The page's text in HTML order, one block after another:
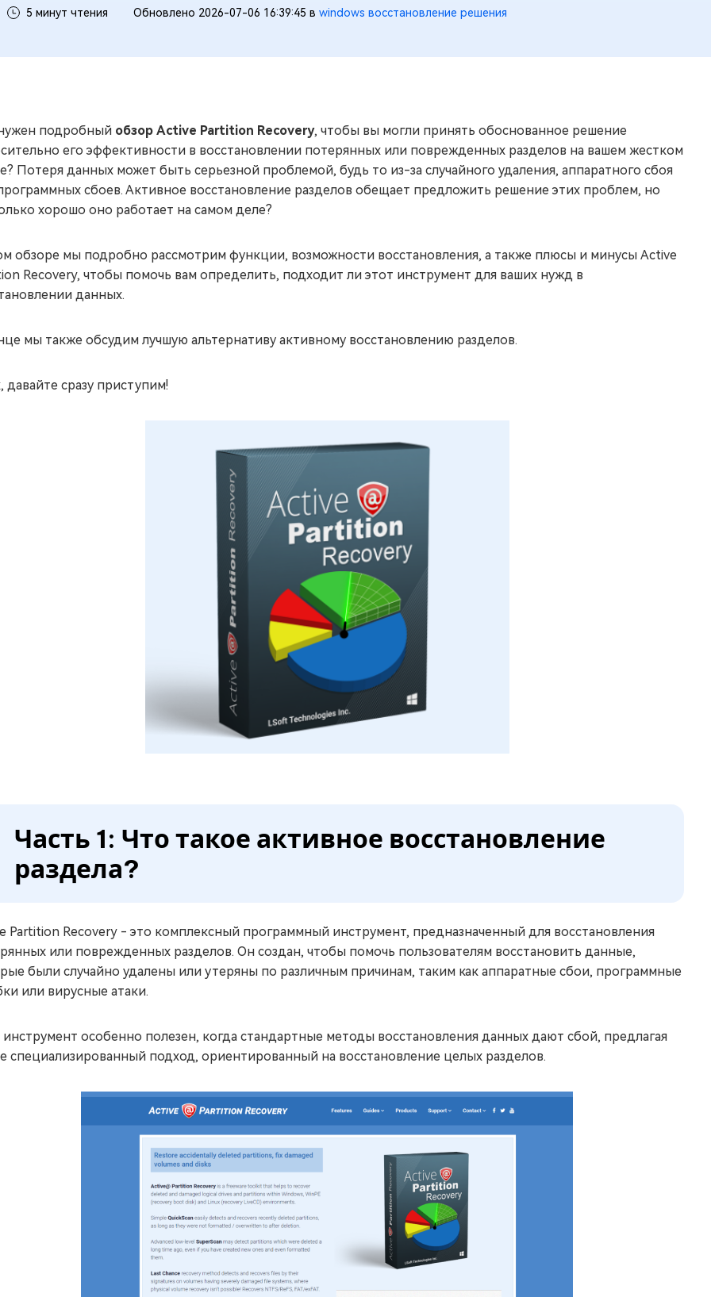
5 минут чтения Обновлено 2026-07-06 16:39:45 в windows восстановление решения
подробный обзор Active Partition Recovery, чтобы вы могли принять обоснованное решение
его эффективности в восстановлении потерянных или поврежденных разделов на вашем жестком
Потеря данных может быть серьезной проблемой, будь то из-за случайного удаления, аппаратного сбоя
сбоев. Активное восстановление разделов обещает предложить решение этих проблем, но
хорошо оно работает на самом деле?
обзоре мы подробно рассмотрим функции, возможности восстановления, а также плюсы и минусы Active
Recovery, чтобы помочь вам определить, подходит ли этот инструмент для ваших нужд в
данных.
мы также обсудим лучшую альтернативу активному восстановлению разделов.
давайте сразу приступим!
Часть 1: Что такое активное восстановление
раздела?
Partition Recovery - это комплексный программный инструмент, предназначенный для восстановления
или поврежденных разделов. Он создан, чтобы помочь пользователям восстановить данные,
были случайно удалены или утеряны по различным причинам, таким как аппаратные сбои, программные
или вирусные атаки.
инструмент особенно полезен, когда стандартные методы восстановления данных дают сбой, предлагая
специализированный подход, ориентированный на восстановление целых разделов.